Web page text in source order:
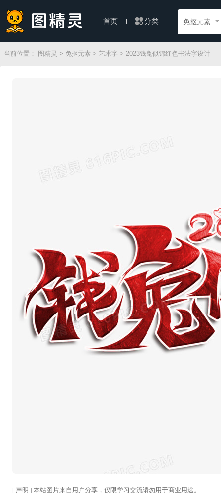
首页 分类 免抠元素
当前位置： 图精灵 > 免抠元素 > 艺术字 > 2023钱兔似锦红色书法字设计
[ 声明 ] 本站图片来自用户分享，仅限学习交流请勿用于商业用途。